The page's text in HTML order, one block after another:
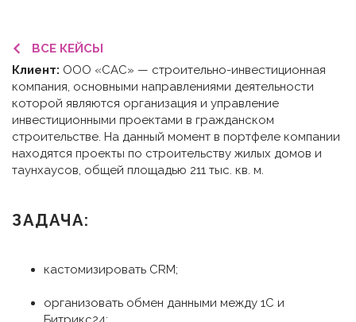
ВСЕ КЕЙСЫ
Клиент: ООО «САС» — строительно-инвестиционная
компания, основными направлениями деятельности
которой являются организация и управление
инвестиционными проектами в гражданском
строительстве. На данный момент в портфеле компании
находятся проекты по строительству жилых домов и
таунхаусов, общей площадью 211 тыс. кв. м.
ЗАДАЧА:
кастомизировать CRM;
организовать обмен данными между 1С и